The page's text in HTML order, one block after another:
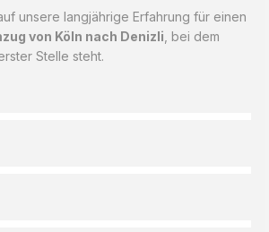
unsere langjährige Erfahrung für einen
von Köln nach Denizli , bei dem
Stelle steht.